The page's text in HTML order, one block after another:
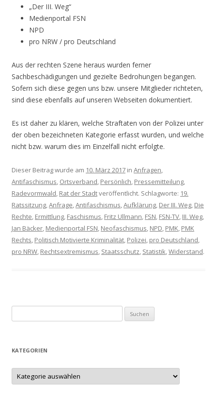
„Der III. Weg“
Medienportal FSN
NPD
pro NRW / pro Deutschland
Aus der rechten Szene heraus wurden ferner
Sachbeschädigungen und gezielte Bedrohungen begangen.
Sofern sich diese gegen uns bzw. unsere Mitglieder richteten,
sind diese ebenfalls auf unseren Webseiten dokumentiert.
Es ist daher zu klären, welche Straftaten von der Polizei unter
der oben bezeichneten Kategorie erfasst wurden, und welche
nicht bzw. warum dies im Einzelfall nicht erfolgte.
Dieser Beitrag wurde am 10. März 2017 in Anfragen,
Antifaschismus, Ortsverband, Persönlich, Pressemitteilung,
Radevormwald, Rat der Stadtveröffentlicht. Schlagworte: 19.
Ratssitzung,Anfrage,Antifaschismus,Aufklärung, Der III. Weg, Die
Rechte, Ermittlung, Faschismus, Fritz Ullmann, FSN, FSN-TV, III. Weg,
Jan Bäcker, Medienportal FSN, Neofaschismus, NPD, PMK, PMK
Rechts, Politisch Motivierte Kriminalität, Polizei, pro Deutschland,
pro NRW, Rechtsextremismus, Staatsschutz, Statistik,Widerstand.
u
h
n
n
KATEGORIEN
K
t